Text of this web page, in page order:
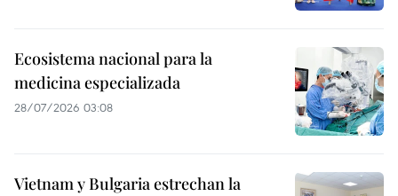
Ecosistema nacional para la
medicina especializada
28/07/2026 03:08
Vietnam y Bulgaria estrechan la